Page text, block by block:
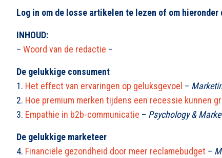
Log in om de losse artikelen te lezen of om hieronder
INHOUD:
– Woord van de redactie –
De gelukkige consument
1. Het effect van ervaringen op geluksgevoel –
2. Hoe premium merken tijdens een recessie kunnen
3. Empathie in b2b-communicatie – Psychology &
De gelukkige marketeer
4. Financiële gezondheid door meer reclamebudget –